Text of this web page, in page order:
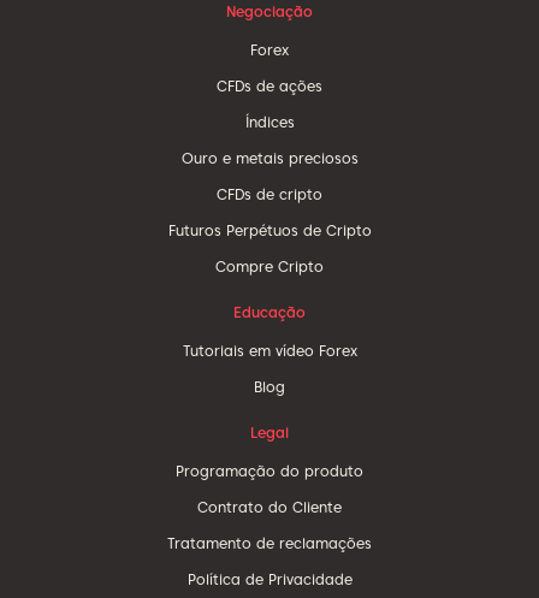
Negociação
Forex
CFDs de ações
Índices
Ouro e metais preciosos
CFDs de cripto
Futuros Perpétuos de Cripto
Compre Cripto
Educação
Tutoriais em vídeo Forex
Blog
Legal
Programação do produto
Contrato do Cliente
Tratamento de reclamações
Política de Privacidade